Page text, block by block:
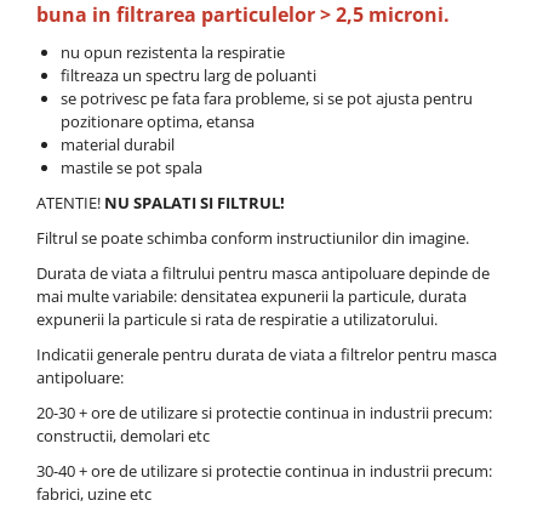
buna in filtrarea particulelor> 2,5 microni.
nu opun rezistenta la respiratie
filtreaza un spectru larg de poluanti
se potrivesc pe fata fara probleme, si se pot ajusta pentru
pozitionare optima, etansa
material durabil
mastile se pot spala
ATENTIE! NU SPALATI SI FILTRUL!
Filtrul se poate schimba conform instructiunilor din imagine.
Durata de viata a filtrului pentru masca antipoluare depinde de
mai multe variabile: densitatea expunerii la particule, durata
expunerii la particule si rata de respiratie a utilizatorului.
Indicatii generale pentru durata de viata a filtrelor pentru masca
antipoluare:
20-30 + ore de utilizare si protectie continua in industrii precum:
constructii, demolari etc
30-40 + ore de utilizare si protectie continua in industrii precum:
fabrici, uzine etc